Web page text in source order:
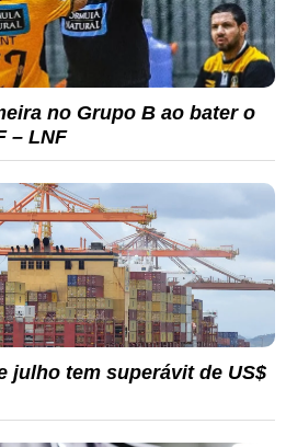
no Grupo B ao bater o
– LNF
julho tem superávit de US$